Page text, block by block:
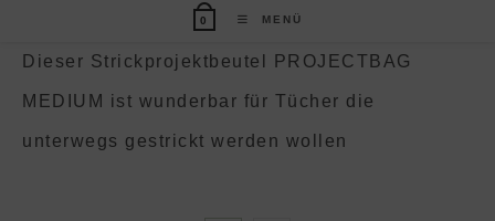
0 MENÜ
Dieser Strickprojektbeutel PROJECTBAG
MEDIUM ist wunderbar für Tücher die
unterwegs gestrickt werden wollen